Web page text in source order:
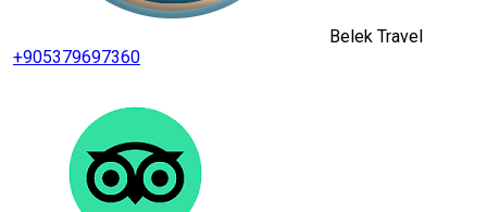
Belek Travel
+905379697360